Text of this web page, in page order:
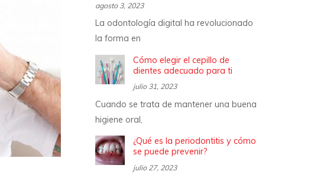
agosto 3, 2023
La odontología digital ha revolucionado
la forma en
Cómo elegir el cepillo de
dientes adecuado para ti
julio 31, 2023
Cuando se trata de mantener una buena
higiene oral,
¿Qué es la periodontitis y cómo
se puede prevenir?
julio 27, 2023